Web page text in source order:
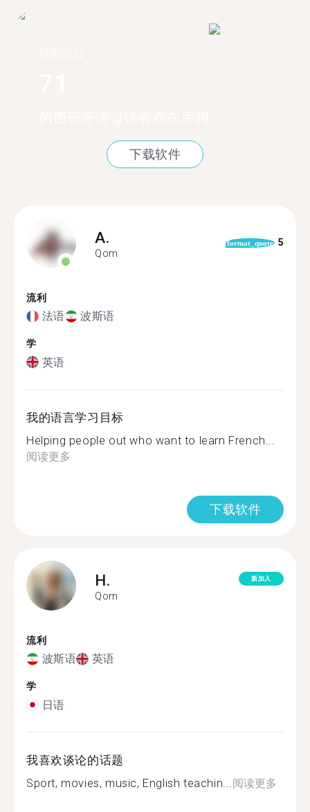
下载软件
A.
Qom
format_quote 5
流利
法语 波斯语
学
英语
我的语言学习目标
Helping people out who want to learn French...
阅读更多
下载软件
H.
Qom
新加入
流利
波斯语 英语
学
日语
我喜欢谈论的话题
Sport, movies, music, English teachin... 阅读更多